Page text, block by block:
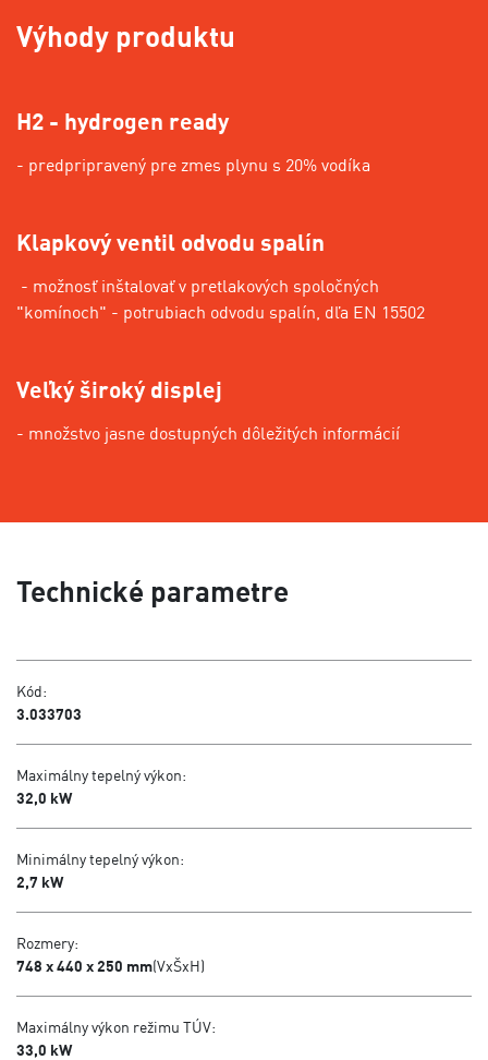
Výhody produktu
H2 - hydrogen ready
- predpripravený pre zmes plynu s 20% vodíka
Klapkový ventil odvodu spalín
- možnosť inštalovať v pretlakových spoločných
"komínoch" - potrubiach odvodu spalín, dľa EN 15502
Veľký široký displej
- množstvo jasne dostupných dôležitých informácií
Technické parametre
Kód:
3.033703
Maximálny tepelný výkon:
32,0 kW
Minimálny tepelný výkon:
2,7 kW
Rozmery:
748 x 440 x 250 mm(VxŠxH)
Maximálny výkon režimu TÚV:
33,0 kW